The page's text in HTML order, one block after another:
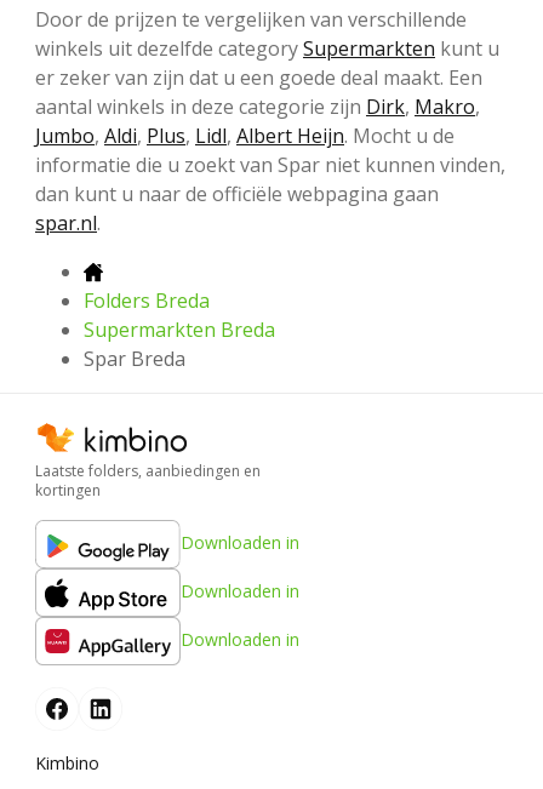
Door de prijzen te vergelijken van verschillende
winkels uit dezelfde categorySupermarkten kunt u
er zeker van zijn dat u een goede deal maakt. Een
aantal winkels in deze categorie zijn Dirk, Makro,
Jumbo, Aldi, Plus, Lidl, Albert Heijn. Mocht u de
informatie die u zoekt van Spar niet kunnen vinden,
dan kunt u naar de officiële webpagina gaan
spar.nl.
Folders Breda
Supermarkten Breda
Spar Breda
Laatste folders, aanbiedingen en
kortingen
Downloaden in
Downloaden in
Downloaden in
Kimbino